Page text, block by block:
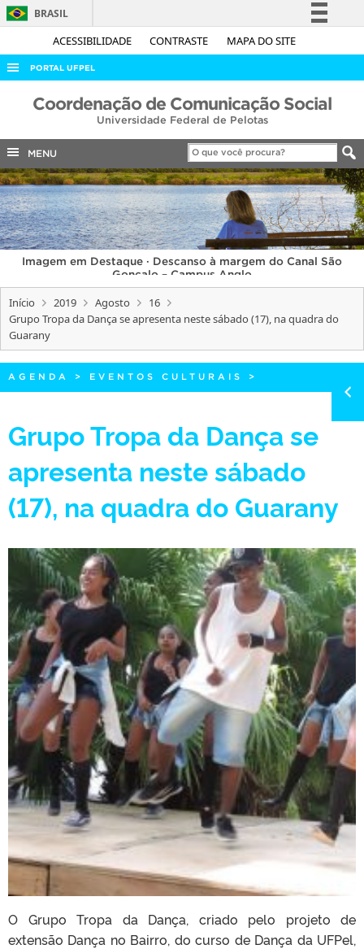
ACESSIBILIDADE CONTRASTE MAPA DO SITE
BRASIL
Simplifique!
Acesso à informação
Legislação
Canais
PORTAL UFPEL
ACESSO À INFORMAÇÃO
COBALTO
CONCURSOS
EDITAIS
INTERNACIONAL
OUVIDORIA
PORTARIAS
TELEFONES
Coordenação de Comunicação Social
Universidade Federal de Pelotas
MENU
Imagem em Destaque · Descanso à margem do Canal São
Gonçalo – Campus Anglo
Início 2019 Agosto
16
Grupo Tropa da Dança se apresenta neste sábado (17), na quadra do
Guarany
AGENDA > EVENTOS CULTURAIS >
Grupo Tropa da Dança se
apresenta neste sábado
(17), na quadra do Guarany
O Grupo Tropa da Dança, criado pelo projeto de
extensão Dança no Bairro, do curso de Dança da UFPel,